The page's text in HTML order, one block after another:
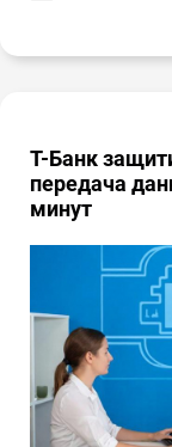
Т-Банк
передача
минут